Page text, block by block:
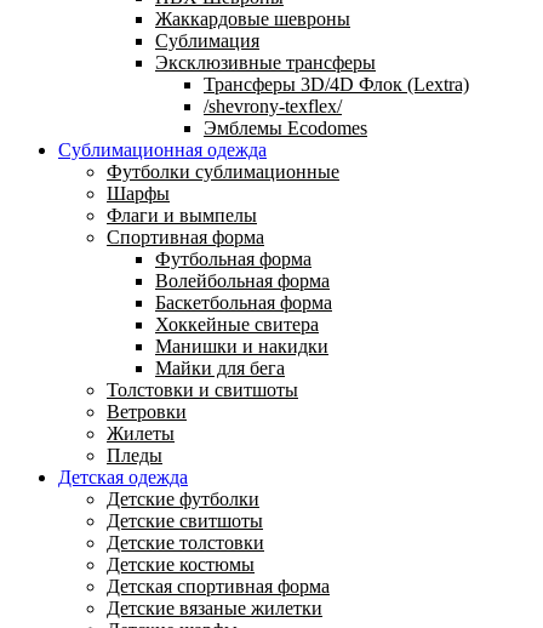
Жаккардовые шевроны
Сублимация
Эксклюзивные трансферы
Трансферы 3D/4D Флок (Lextra)
/shevrony-texflex/
Эмблемы Ecodomes
Сублимационная одежда
Футболки сублимационные
Шарфы
Флаги и вымпелы
Спортивная форма
Футбольная форма
Волейбольная форма
Баскетбольная форма
Хоккейные свитера
Манишки и накидки
Майки для бега
Толстовки и свитшоты
Ветровки
Жилеты
Пледы
Детская одежда
Детские футболки
Детские свитшоты
Детские толстовки
Детские костюмы
Детская спортивная форма
Детские вязаные жилетки